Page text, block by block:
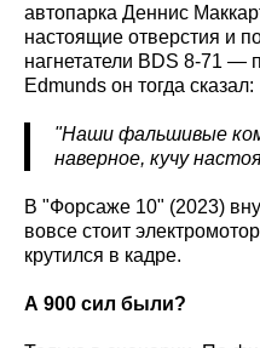
автопарка Деннис
настоящие отверстия и
нагнетатели BDS 8-71 —
Edmunds он тогда сказал:
"Наши фальшивые
наверное, кучу
В "Форсаже 10" (2023)
вовсе стоит
крутился в кадре.
А 900 сил были?